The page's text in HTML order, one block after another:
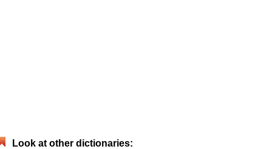
Look at other dictionaries: